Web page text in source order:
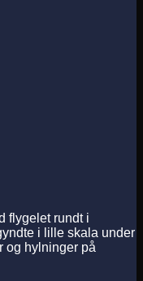
flygelet rundt i
i lille skala under
og hylninger på